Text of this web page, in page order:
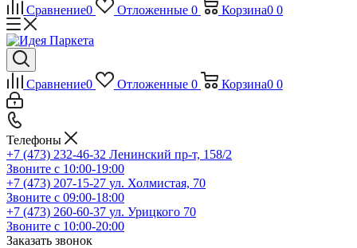
Сравнение0 Отложенные 0 Корзина0 0
Сравнение0 Отложенные 0 Корзина0 0
Телефоны
+7 (473) 232-46-32 Ленинский пр-т, 158/2
Звоните с 10:00-19:00
+7 (473) 207-15-27 ул. Холмистая, 70
Звоните с 09:00-18:00
+7 (473) 260-60-37 ул. Урицкого 70
Звоните с 10:00-20:00
Заказать звонок